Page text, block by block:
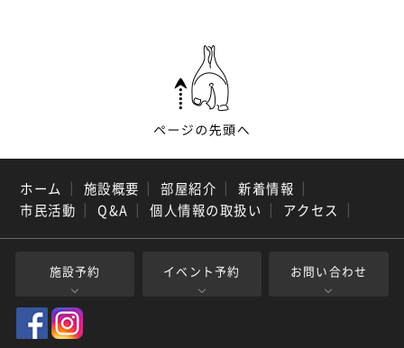
ホーム ｜ 施設概要 ｜ 部屋紹介 ｜ 新着情報 ｜
市民活動 ｜ Q&A ｜ 個人情報の取扱い ｜ アクセス ｜
施設予約 イベント予約 お問い合わせ